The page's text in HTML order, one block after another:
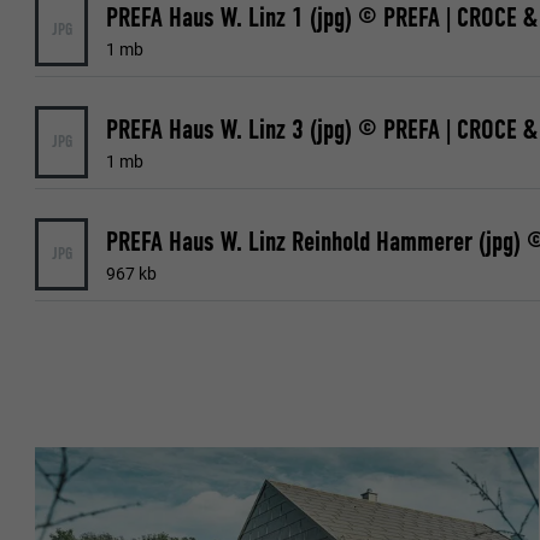
JPG PREFA Haus W. Linz 1 (jpg) © PREFA | CROCE
1 mb
JPG PREFA Haus W. Linz 3 (jpg) © PREFA | CROCE
1 mb
JPG
967 kb
Anbieter
Anbieter
Zweck
Laufzeit
Zweck
Name
Laufzeit
Zweck
Laufzeit
Zweck